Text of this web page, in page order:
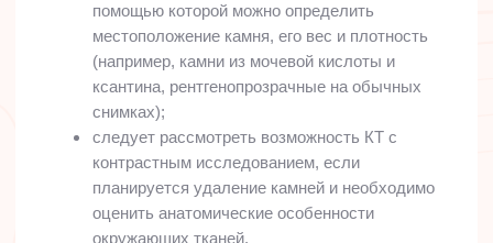
помощью которой можно определить
местоположение камня, его вес и плотность
(например, камни из мочевой кислоты и
ксантина, рентгенопрозрачные на обычных
снимках);
следует рассмотреть возможность КТ с
контрастным исследованием, если
планируется удаление камней и необходимо
оценить анатомические особенности
окружающих тканей.